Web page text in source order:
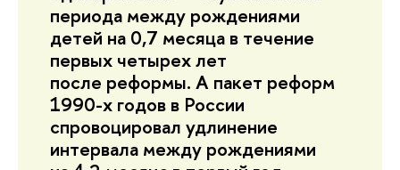
периода между рождениями
детей на 0,7 месяца в течение
первых четырех лет
после реформы. А пакет реформ
1990-х годов в России
спровоцировал удлинение
интервала между рождениями